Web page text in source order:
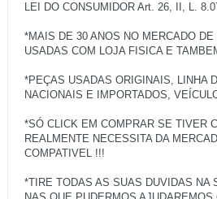
LEI DO CONSUMIDOR Art. 26, II, L.
*MAIS DE 30 ANOS NO MERCADO
USADAS COM LOJA FISICA E
*PEÇAS USADAS ORIGINAIS, LINHA
NACIONAIS E IMPORTADOS,
*SÓ CLICK EM COMPRAR SE TIVER
REALMENTE NECESSITA DA
COMPATIVEL !!!
*TIRE TODAS AS SUAS DUVIDAS NA